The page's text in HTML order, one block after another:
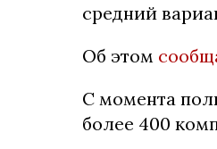
средний
Об этом
С момента
более 400